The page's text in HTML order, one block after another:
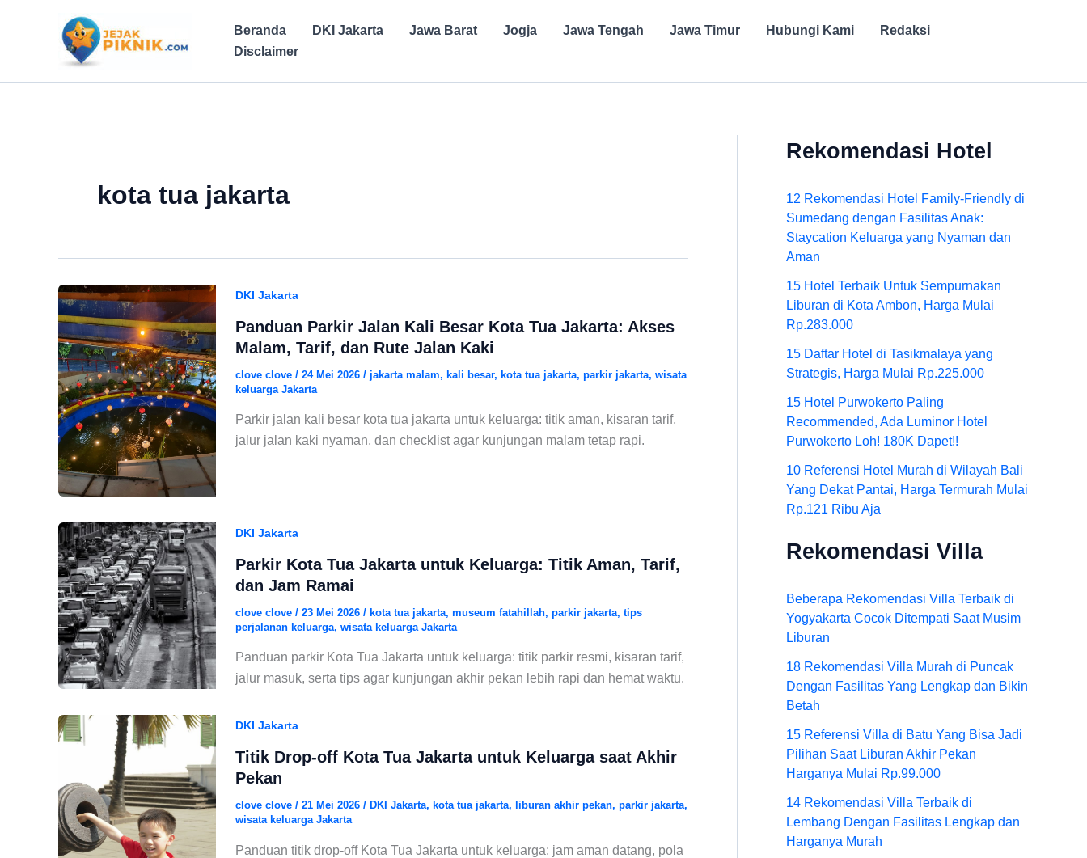
Beranda DKI Jakarta Jawa Barat Jogja Jawa Tengah Jawa Timur Hubungi Kami
Redaksi
Disclaimer
kota tua jakarta
DKI Jakarta
Panduan Parkir Jalan Kali Besar Kota Tua Jakarta: Akses
Malam, Tarif, dan Rute Jalan Kaki
clove clove / 24 Mei 2026 / jakarta malam, kali besar, kota tua jakarta, parkir jakarta, wisata
keluarga Jakarta
Parkir jalan kali besar kota tua jakarta untuk keluarga: titik aman, kisaran tarif,
jalur jalan kaki nyaman, dan checklist agar kunjungan malam tetap rapi.
DKI Jakarta
Parkir Kota Tua Jakarta untuk Keluarga: Titik Aman, Tarif,
dan Jam Ramai
clove clove / 23 Mei 2026 / kota tua jakarta, museum fatahillah, parkir jakarta, tips
perjalanan keluarga, wisata keluarga Jakarta
Panduan parkir Kota Tua Jakarta untuk keluarga: titik parkir resmi, kisaran tarif,
jalur masuk, serta tips agar kunjungan akhir pekan lebih rapi dan hemat waktu.
DKI Jakarta
Titik Drop-off Kota Tua Jakarta untuk Keluarga saat Akhir
Pekan
clove clove / 21 Mei 2026 / DKI Jakarta, kota tua jakarta, liburan akhir pekan, parkir jakarta,
wisata keluarga Jakarta
Panduan titik drop-off Kota Tua Jakarta untuk keluarga: jam aman datang, pola
Rekomendasi Hotel
12 Rekomendasi Hotel Family-Friendly di
Sumedang dengan Fasilitas Anak:
Staycation Keluarga yang Nyaman dan
Aman
15 Hotel Terbaik Untuk Sempurnakan
Liburan di Kota Ambon, Harga Mulai
Rp.283.000
15 Daftar Hotel di Tasikmalaya yang
Strategis, Harga Mulai Rp.225.000
15 Hotel Purwokerto Paling
Recommended, Ada Luminor Hotel
Purwokerto Loh! 180K Dapet!!
10 Referensi Hotel Murah di Wilayah Bali
Yang Dekat Pantai, Harga Termurah Mulai
Rp.121 Ribu Aja
Rekomendasi Villa
Beberapa Rekomendasi Villa Terbaik di
Yogyakarta Cocok Ditempati Saat Musim
Liburan
18 Rekomendasi Villa Murah di Puncak
Dengan Fasilitas Yang Lengkap dan Bikin
Betah
15 Referensi Villa di Batu Yang Bisa Jadi
Pilihan Saat Liburan Akhir Pekan
Harganya Mulai Rp.99.000
14 Rekomendasi Villa Terbaik di
Lembang Dengan Fasilitas Lengkap dan
Harganya Murah